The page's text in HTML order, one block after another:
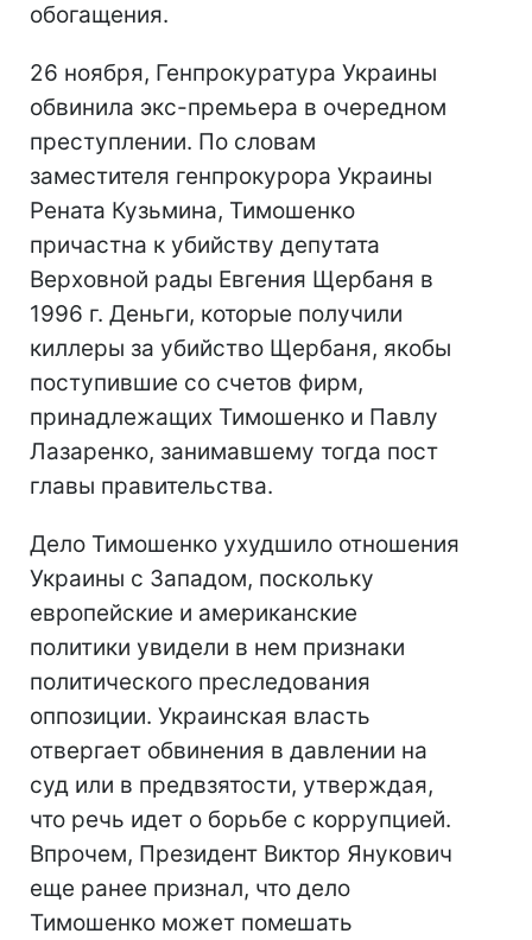
обогащения.
26 ноября, Генпрокуратура Украины
обвинила экс-премьера в очередном
преступлении. По словам
заместителя генпрокурора Украины
Рената Кузьмина, Тимошенко
причастна к убийству депутата
Верховной рады Евгения Щербаня в
1996 г. Деньги, которые получили
киллеры за убийство Щербаня, якобы
поступившие со счетов фирм,
принадлежащих Тимошенко и Павлу
Лазаренко, занимавшему тогда пост
главы правительства.
Дело Тимошенко ухудшило отношения
Украины с Западом, поскольку
европейские и американские
политики увидели в нем признаки
политического преследования
оппозиции. Украинская власть
отвергает обвинения в давлении на
суд или в предвзятости, утверждая,
что речь идет о борьбе с коррупцией.
Впрочем, Президент Виктор Янукович
еще ранее признал, что дело
Тимошенко может помешать